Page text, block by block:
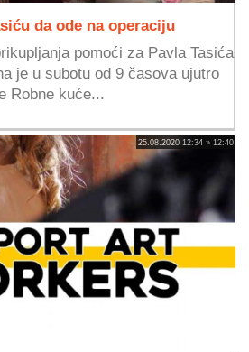
da ode na operaciju
pomoći za Pavla Tasića
je u subotu od 9 časova ujutro
Robne kuće...
25.08.2020 12:34 » 12:40